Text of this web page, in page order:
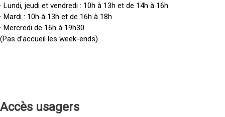
· Lundi, jeudi et vendredi : 10h à 13h et de 14h à 16h
· Mardi : 10h à 13h et de 16h à 18h
· Mercredi de 16h à 19h30
(Pas d’accueil les week-ends)
Accès usagers